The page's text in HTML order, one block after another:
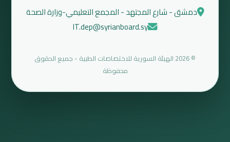
دمشق - شارع المجتهد - المجمع التعليمي-وزارة الصحة
IT.dep@syrianboard.sy
© 2026 الهيئة السورية للاختصاصات الطبية - جميع الحقوق
محفوظة